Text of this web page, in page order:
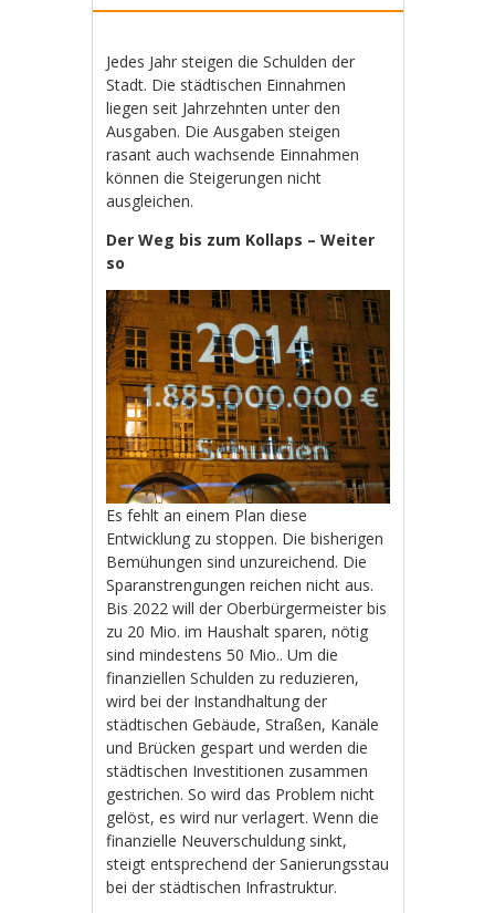
Jedes Jahr steigen die Schulden der
Stadt. Die städtischen Einnahmen
liegen seit Jahrzehnten unter den
Ausgaben. Die Ausgaben steigen
rasant auch wachsende Einnahmen
können die Steigerungen nicht
ausgleichen.
Der Weg bis zum Kollaps – Weiter
so
Es fehlt an einem Plan diese
Entwicklung zu stoppen. Die bisherigen
Bemühungen sind unzureichend. Die
Sparanstrengungen reichen nicht aus.
Bis 2022 will der Oberbürgermeister bis
zu 20 Mio. im Haushalt sparen, nötig
sind mindestens 50 Mio.. Um die
finanziellen Schulden zu reduzieren,
wird bei der Instandhaltung der
städtischen Gebäude, Straßen, Kanäle
und Brücken gespart und werden die
städtischen Investitionen zusammen
gestrichen. So wird das Problem nicht
gelöst, es wird nur verlagert. Wenn die
finanzielle Neuverschuldung sinkt,
steigt entsprechend der Sanierungsstau
bei der städtischen Infrastruktur.